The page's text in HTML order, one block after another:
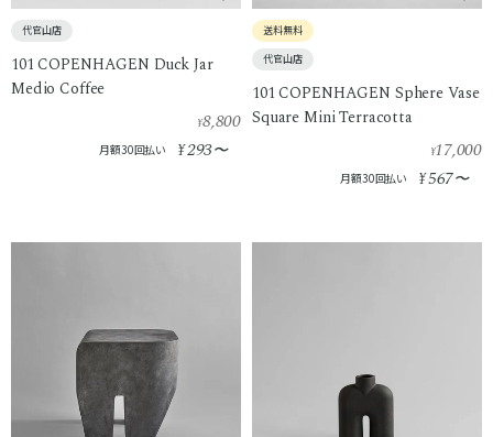
代官山店
101 COPENHAGEN Duck Jar
Medio Coffee
¥8,800
月額30回払い ¥293〜
送料無料
代官山店
101 COPENHAGEN Sphere Vase
Square Mini Terracotta
¥17,000
月額30回払い ¥567〜